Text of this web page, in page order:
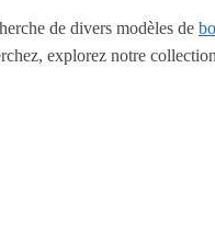
de divers modèles de
explorez notre